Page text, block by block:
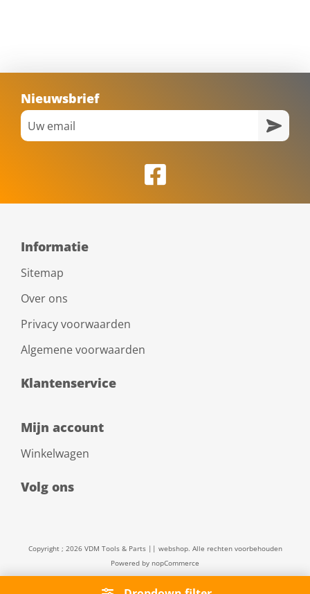
Nieuwsbrief
Informatie
Sitemap
Over ons
Privacy voorwaarden
Algemene voorwaarden
Klantenservice
Mijn account
Winkelwagen
Volg ons
Copyright ; 2026 VDM Tools & Parts || webshop. Alle rechten voorbehouden
Powered by nopCommerce